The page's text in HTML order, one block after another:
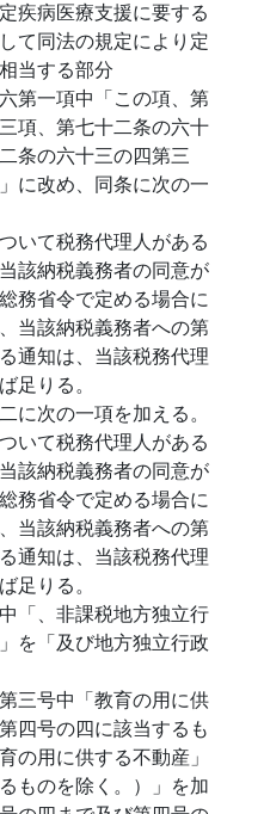
疾病医療支援に要する
て同法の規定により定
当する部分
第一項中「この項、第
項、第七十二条の六十
条の六十三の四第三
に改め、同条に次の一
いて税務代理人がある
該納税義務者の同意が
務省令で定める場合に
当該納税義務者への第
通知は、当該税務代理
足りる。
に次の一項を加える。
いて税務代理人がある
該納税義務者の同意が
務省令で定める場合に
当該納税義務者への第
通知は、当該税務代理
足りる。
「、非課税地方独立行
を「及び地方独立行政
三号中「教育の用に供
四号の四に該当するも
の用に供する不動産」
ものを除く。）」を加